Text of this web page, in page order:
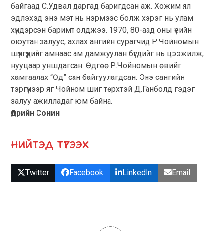
байгаад С.Удвал даргад баригдсан аж. Хожим ял
эдлэхэд энэ мэт нь нэрмээс болж хэрэг нь улам
хүндэрсэн баримт олджээ. 1970, 80-аад оны үеийн
оюутан залуус, ахлах ангийн сурагчид Р.Чойномын
шүлгүүдийг амнаас ам дамжуулан бүгдийг нь цээжилж,
нууцаар уншдагсан. Өдгөө Р.Чойномын өвийг
хамгаалах “Өд” сан байгуулагдсан. Энэ сангийн
тэргүүнээр яг Чойном шиг төрхтэй Д.Ганболд гэдэг
залуу ажилладаг юм байна.
Өдрийн Сонин
НИЙТЭД ТҮГЭЭХ
Twitter Facebook LinkedIn Email